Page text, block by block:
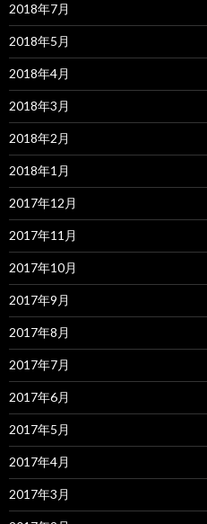
2018年7月
2018年5月
2018年4月
2018年3月
2018年2月
2018年1月
2017年12月
2017年11月
2017年10月
2017年9月
2017年8月
2017年7月
2017年6月
2017年5月
2017年4月
2017年3月